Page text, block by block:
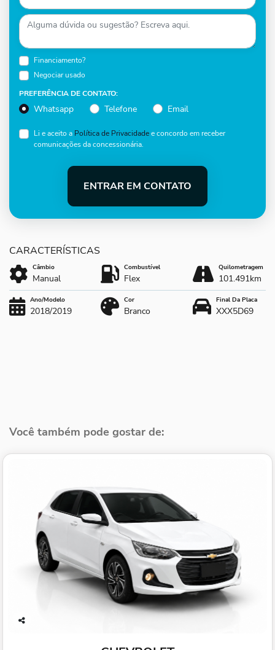
Financiamento?
Negociar usado
PREFERÊNCIA DE CONTATO:
Whatsapp Telefone Email
Li e aceito a Política de Privacidadee concordo em receber
comunicações da concessionária.
ENTRAR EM CONTATO
Câmbio
Manual
Combustível
Flex
Quilometragem
101.491km
Ano/Modelo
2018/2019
Cor
Branco
Final Da Placa
XXX5D69
Você também pode gostar de: